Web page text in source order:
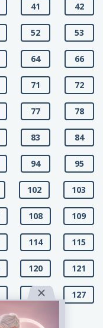
41 42
52 53
64 66
71 72
77 78
83 84
94 95
102 103
108 109
114 115
120 121
126 127